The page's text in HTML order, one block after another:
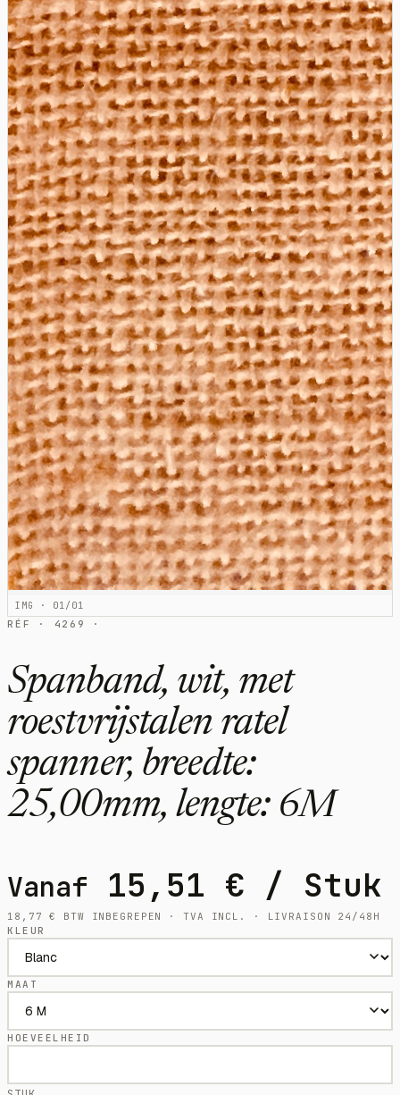
IMG · 01/01
RÉF · 4269 ·
Spanband, wit, met
roestvrijstalen ratel
spanner, breedte:
25,00mm, lengte: 6M
Vanaf 15,51 € / Stuk
18,77€
BTW INBEGREPEN · TVA INCL. · LIVRAISON 24/48H
KLEUR
MAAT
HOEVEELHEID